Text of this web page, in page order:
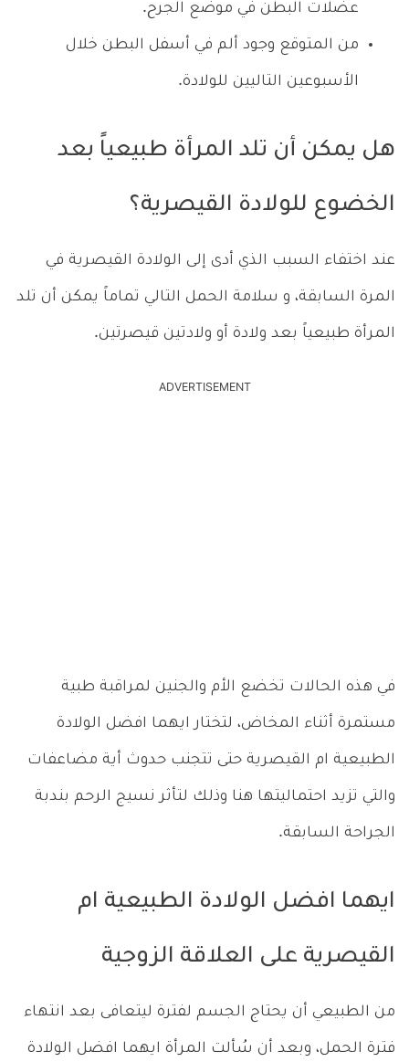
عضلات البطن في موضع الجرح.
من المتوقع وجود ألم في أسفل البطن خلال
الأسبوعين التاليين للولادة.
هل يمكن أن تلد المرأة طبيعياً بعد
الخضوع للولادة القيصرية؟
عند اختفاء السبب الذي أدى إلى الولادة القيصرية في
المرة السابقة، و سلامة الحمل التالي تماماً يمكن أن تلد
المرأة طبيعياً بعد ولادة أو ولادتين قيصرتين.
ADVERTISEMENT
في هذه الحالات تخضع الأم والجنين لمراقبة طبية
مستمرة أثناء المخاض، لتختار ايهما افضل الولادة
الطبيعية ام القيصرية حتى تتجنب حدوث أية مضاعفات
والتي تزيد احتماليتها هنا وذلك لتأثر نسيج الرحم بندبة
الجراحة السابقة.
ايهما افضل الولادة الطبيعية ام
القيصرية على العلاقة الزوجية
من الطبيعي أن يحتاج الجسم لفترة ليتعافى بعد انتهاء
فترة الحمل، وبعد أن سُألت المرأة ايهما افضل الولادة